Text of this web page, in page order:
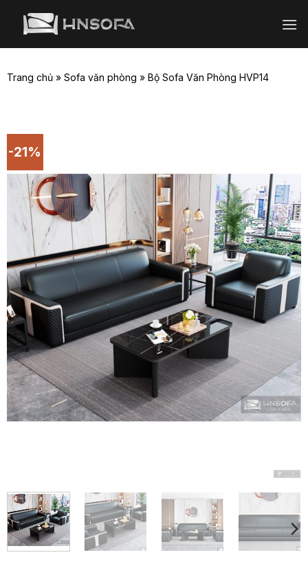
Trang chủ» Sofa văn phòng » Bộ Sofa Văn Phòng HVP14
-21%